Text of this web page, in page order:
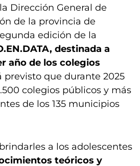
Dirección General de
de la provincia de
edición de la
destinada a
año de los colegios
previsto que durante 2025
colegios públicos y más
de los 135 municipios
a los adolescentes
teóricos y